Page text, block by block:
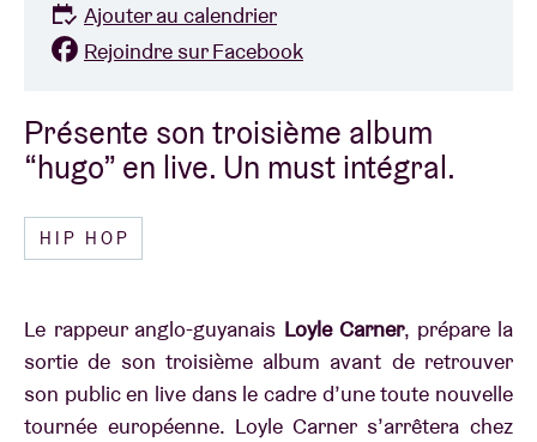
Présente son troisième album
“hugo” en live. Un must intégral.
HIP HOP
Le rappeur anglo-guyanais Loyle Carner, prépare la
sortie de son troisième album avant de retrouver
son public en live dans le cadre d’une toute nouvelle
tournée européenne. Loyle Carner s’arrêtera chez
Ajouter au calendrier
Rejoindre sur Facebook